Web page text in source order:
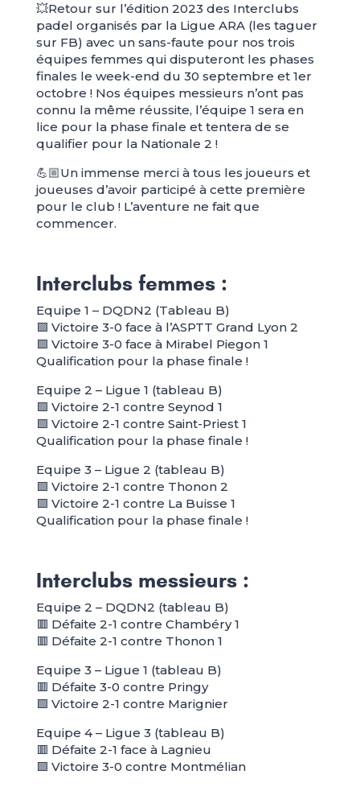
💥Retour sur l’édition 2023 des Interclubs
padel organisés par la Ligue ARA (les taguer
sur FB) avec un sans-faute pour nos trois
équipes femmes qui disputeront les phases
finales le week-end du 30 septembre et 1er
octobre ! Nos équipes messieurs n’ont pas
connu la même réussite, l’équipe 1 sera en
lice pour la phase finale et tentera de se
qualifier pour la Nationale 2 !
💪🏼Un immense merci à tous les joueurs et
joueuses d’avoir participé à cette première
pour le club ! L’aventure ne fait que
commencer.
Interclubs femmes :
Equipe 1 – DQDN2 (Tableau B)
🟩 Victoire 3-0 face à l’ASPTT Grand Lyon 2
🟩 Victoire 3-0 face à Mirabel Piegon 1
Qualification pour la phase finale !
Equipe 2 – Ligue 1 (tableau B)
🟩 Victoire 2-1 contre Seynod 1
🟩 Victoire 2-1 contre Saint-Priest 1
Qualification pour la phase finale !
Equipe 3 – Ligue 2 (tableau B)
🟩 Victoire 2-1 contre Thonon 2
🟩 Victoire 2-1 contre La Buisse 1
Qualification pour la phase finale !
Interclubs messieurs :
Equipe 2 – DQDN2 (tableau B)
🟥 Défaite 2-1 contre Chambéry 1
🟥 Défaite 2-1 contre Thonon 1
Equipe 3 – Ligue 1 (tableau B)
🟥 Défaite 3-0 contre Pringy
🟩 Victoire 2-1 contre Marignier
Equipe 4 – Ligue 3 (tableau B)
🟥 Défaite 2-1 face à Lagnieu
🟩 Victoire 3-0 contre Montmélian